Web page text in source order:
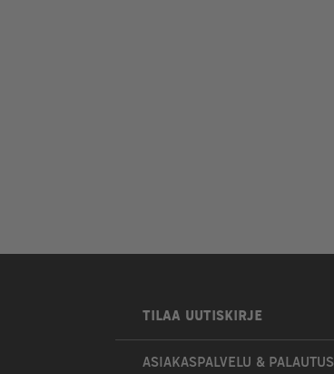
TILAA UUTISKIRJE
ASIAKASPALVELU & PALAUTUS